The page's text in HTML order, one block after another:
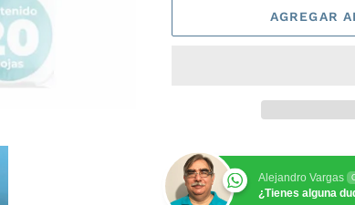
AGREGAR
Alejandro Vargas
¿Tienes alguna